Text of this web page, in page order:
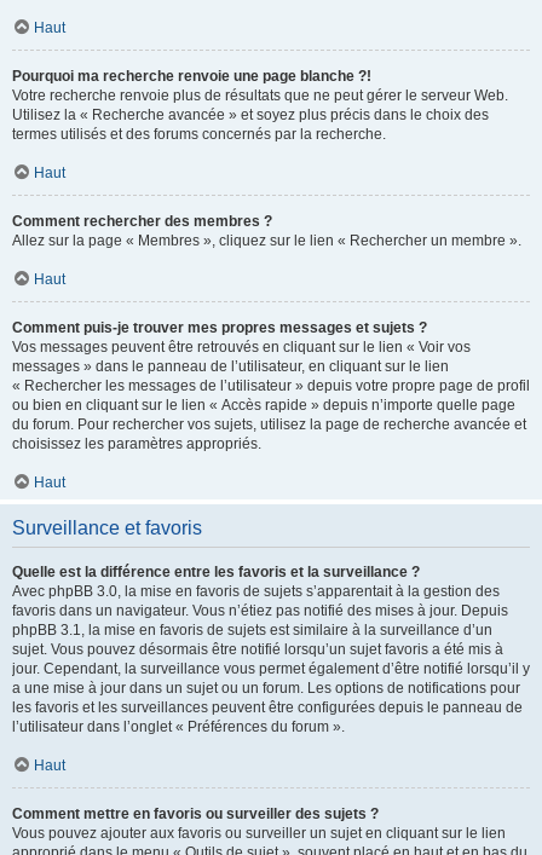
Haut
Pourquoi ma recherche renvoie une page blanche ?!
Votre recherche renvoie plus de résultats que ne peut gérer le serveur Web.
Utilisez la « Recherche avancée » et soyez plus précis dans le choix des
termes utilisés et des forums concernés par la recherche.
Haut
Comment rechercher des membres ?
Allez sur la page « Membres », cliquez sur le lien « Rechercher un membre ».
Haut
Comment puis-je trouver mes propres messages et sujets ?
Vos messages peuvent être retrouvés en cliquant sur le lien « Voir vos
messages » dans le panneau de l’utilisateur, en cliquant sur le lien
« Rechercher les messages de l’utilisateur » depuis votre propre page de profil
ou bien en cliquant sur le lien « Accès rapide » depuis n’importe quelle page
du forum. Pour rechercher vos sujets, utilisez la page de recherche avancée et
choisissez les paramètres appropriés.
Haut
Surveillance et favoris
Quelle est la différence entre les favoris et la surveillance ?
Avec phpBB 3.0, la mise en favoris de sujets s’apparentait à la gestion des
favoris dans un navigateur. Vous n’étiez pas notifié des mises à jour. Depuis
phpBB 3.1, la mise en favoris de sujets est similaire à la surveillance d’un
sujet. Vous pouvez désormais être notifié lorsqu’un sujet favoris a été mis à
jour. Cependant, la surveillance vous permet également d’être notifié lorsqu’il y
a une mise à jour dans un sujet ou un forum. Les options de notifications pour
les favoris et les surveillances peuvent être configurées depuis le panneau de
l’utilisateur dans l’onglet « Préférences du forum ».
Haut
Comment mettre en favoris ou surveiller des sujets ?
Vous pouvez ajouter aux favoris ou surveiller un sujet en cliquant sur le lien